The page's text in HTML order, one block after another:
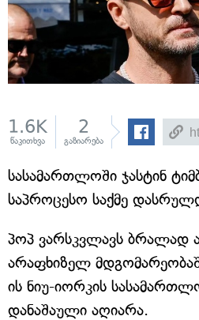
1.6K
წაკითხვა
2
გაზიარება
სასამართლოში ჯასტინ
საპროცესო საქმე
პოპ ვარსკვლავს ბრალად
არაფხიზელ
ის ნიუ-იორკის
დანაშაული აღიარა.